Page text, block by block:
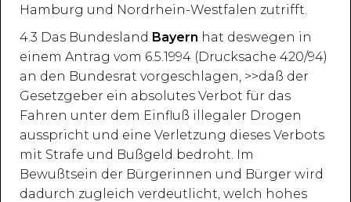
Hamburg und Nordrhein-Westfalen zutrifft.
4.3 Das Bundesland Bayern hat deswegen in
einem Antrag vom 6.5.1994 (Drucksache 420/94)
an den Bundesrat vorgeschlagen, >>daß der
Gesetzgeber ein absolutes Verbot für das
Fahren unter dem Einfluß illegaler Drogen
ausspricht und eine Verletzung dieses Verbots
mit Strafe und Bußgeld bedroht. Im
Bewußtsein der Bürgerinnen und Bürger wird
dadurch zugleich verdeutlicht, welch hohes